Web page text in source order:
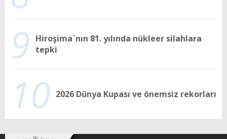
9
Hiroşima´nın 81. yılında nükleer silahlara
tepki
10 2026 Dünya Kupası ve önemsiz rekorları